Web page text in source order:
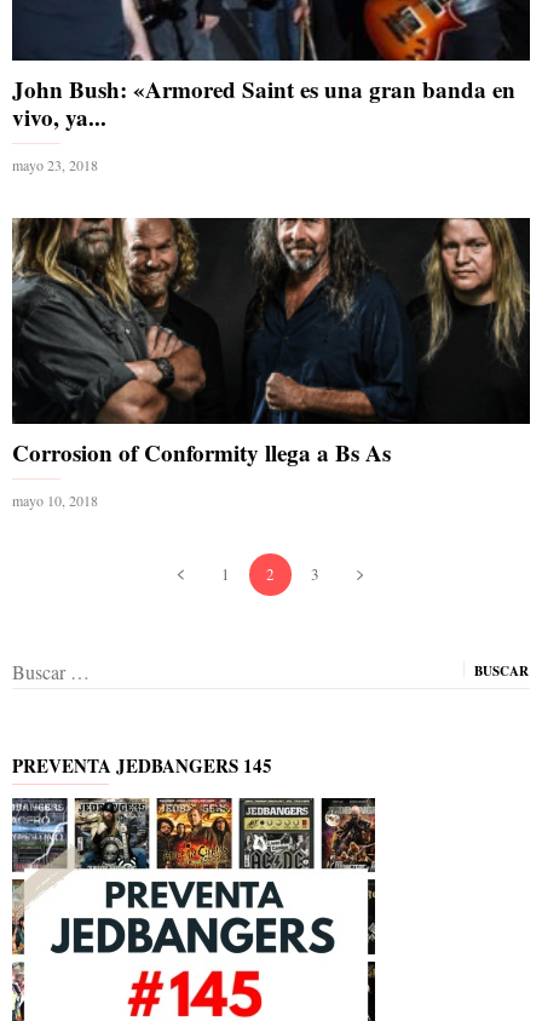
John Bush: «Armored Saint es una gran banda en
vivo, ya...
mayo 23, 2018
Corrosion of Conformity llega a Bs As
mayo 10, 2018
1 2 3
Buscar:
PREVENTA JEDBANGERS 145